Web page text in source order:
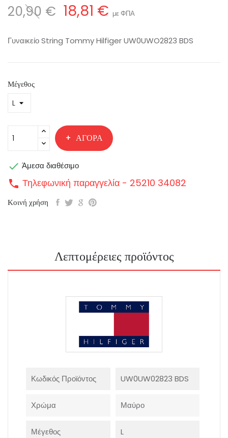
20,90 € 18,81 € με ΦΠΑ
Γυναικείο String Tommy Hilfiger UW0UWO2823 BDS
Μέγεθος
ΑΓΟΡΆ
 Άμεσα διαθέσιμο
call Τηλεφωνική παραγγελία - 25210 34082
Κοινή χρήση
Λεπτομέρειες προϊόντος
Κωδικός Προϊόντος UW0UW02823 BDS
Χρώμα Μαύρο
Μέγεθος L